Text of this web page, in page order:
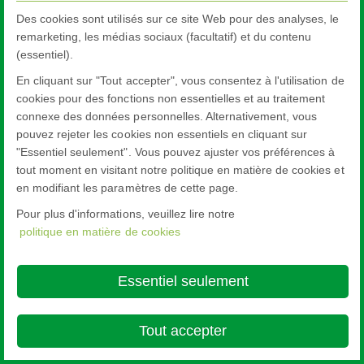
Des cookies sont utilisés sur ce site Web pour des analyses, le
remarketing, les médias sociaux (facultatif) et du contenu
(essentiel).
En cliquant sur "Tout accepter", vous consentez à l'utilisation de
cookies pour des fonctions non essentielles et au traitement
connexe des données personnelles. Alternativement, vous
pouvez rejeter les cookies non essentiels en cliquant sur
"Essentiel seulement". Vous pouvez ajuster vos préférences à
tout moment en visitant notre politique en matière de cookies et
en modifiant les paramètres de cette page.
Pour plus d'informations, veuillez lire notre
politique en matière de cookies
Essentiel seulement
Tout accepter